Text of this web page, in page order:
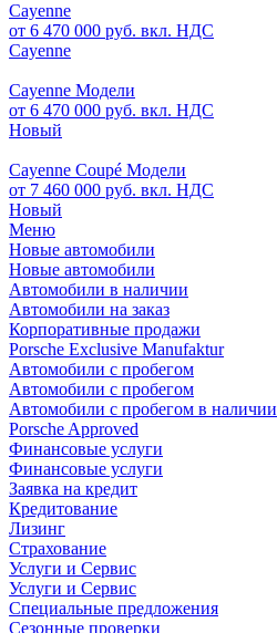
Cayenne
от 6 470 000 руб. вкл. НДС
Cayenne
Cayenne Модели
от 6 470 000 руб. вкл. НДС
Новый
Cayenne Coupé Модели
от 7 460 000 руб. вкл. НДС
Новый
Меню
Новые автомобили
Новые автомобили
Автомобили в наличии
Автомобили на заказ
Корпоративные продажи
Porsche Exclusive Manufaktur
Автомобили с пробегом
Автомобили с пробегом
Автомобили с пробегом в наличии
Porsche Approved
Финансовые услуги
Финансовые услуги
Заявка на кредит
Кредитование
Лизинг
Страхование
Услуги и Сервис
Услуги и Сервис
Специальные предложения
Сезонные проверки